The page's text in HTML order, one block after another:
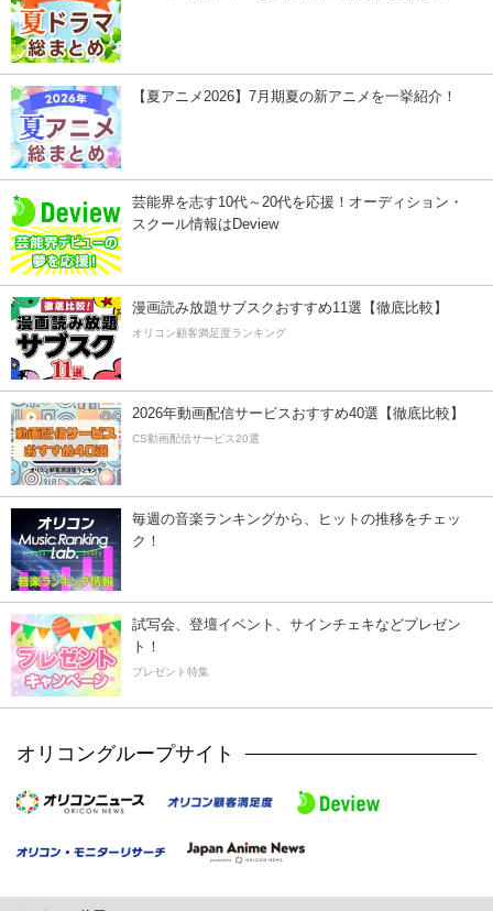
【夏アニメ2026】7月期夏の新アニメを一挙紹介！
芸能界を志す10代～20代を応援！オーディション・
スクール情報はDeview
漫画読み放題サブスクおすすめ11選【徹底比較】
オリコン顧客満足度ランキング
2026年動画配信サービスおすすめ40選【徹底比較】
CS動画配信サービス20選
毎週の音楽ランキングから、ヒットの推移をチェッ
ク！
試写会、登壇イベント、サインチェキなどプレゼン
ト！
プレゼント特集
オリコングループサイト